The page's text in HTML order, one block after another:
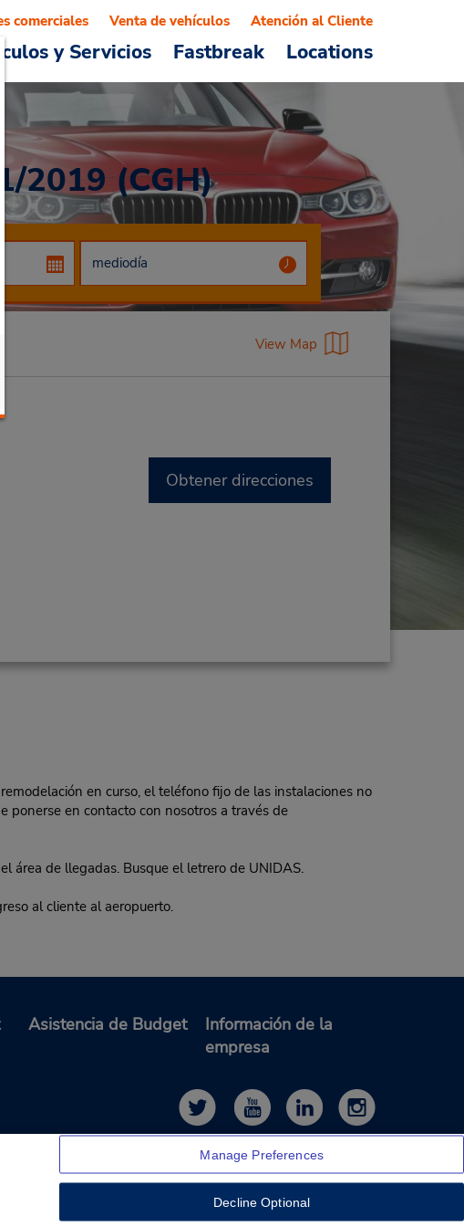
y Servicios Fastbreak Locations
comerciales Venta de vehículos Atención al Cliente
2019 (CGH)
View Map
Obtener direcciones
en curso, el teléfono fijo de las instalaciones no
ponerse en contacto con nosotros a través de
área de llegadas. Busque el letrero de UNIDAS.
al cliente al aeropuerto.
Asistencia de Budget
Información de la
empresa
Manage Preferences
Decline Optional